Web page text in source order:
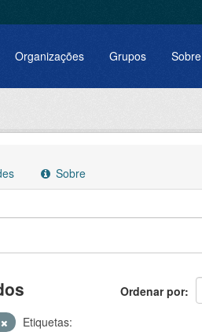
Organizações Grupos Sobre
Sobre
Ordenar por
Etiquetas: